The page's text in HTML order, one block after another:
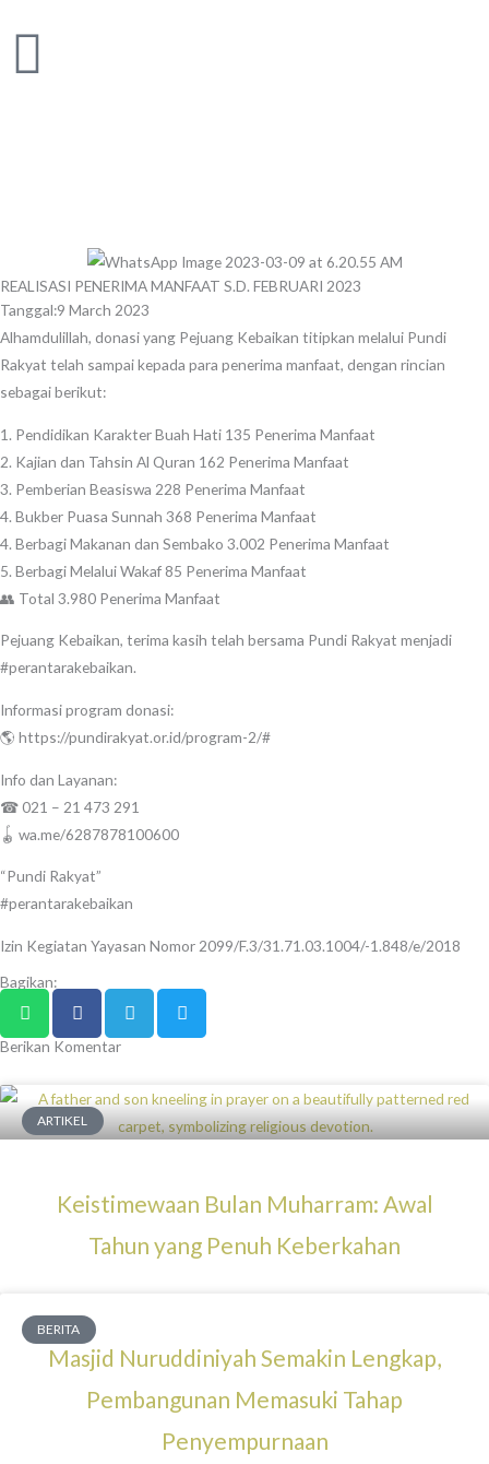
content
REALISASI PENERIMA MANFAAT S.D. FEBRUARI 2023
Tanggal:9 March 2023
Alhamdulillah, donasi yang Pejuang Kebaikan titipkan melalui Pundi
Rakyat telah sampai kepada para penerima manfaat, dengan rincian
sebagai berikut:
1. Pendidikan Karakter Buah Hati 135 Penerima Manfaat
2. Kajian dan Tahsin Al Quran 162 Penerima Manfaat
3. Pemberian Beasiswa 228 Penerima Manfaat
4. Bukber Puasa Sunnah 368 Penerima Manfaat
4. Berbagi Makanan dan Sembako 3.002 Penerima Manfaat
5. Berbagi Melalui Wakaf 85 Penerima Manfaat
👥 Total 3.980 Penerima Manfaat
Pejuang Kebaikan, terima kasih telah bersama Pundi Rakyat menjadi
#perantarakebaikan.
Informasi program donasi:
🌎 https://pundirakyat.or.id/program-2/#
Info dan Layanan:
☎ 021 – 21 473 291
🪀 wa.me/6287878100600
“Pundi Rakyat”
#perantarakebaikan
Izin Kegiatan Yayasan Nomor 2099/F.3/31.71.03.1004/-1.848/e/2018
Bagikan:
Berikan Komentar
ARTIKEL
Keistimewaan Bulan Muharram: Awal
Tahun yang Penuh Keberkahan
BERITA
Masjid Nuruddiniyah Semakin Lengkap,
Pembangunan Memasuki Tahap
Penyempurnaan